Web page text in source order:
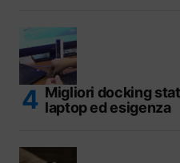
Migliori docking
laptop ed esigenza